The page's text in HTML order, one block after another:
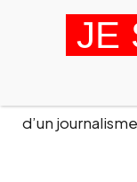
d’un
JE